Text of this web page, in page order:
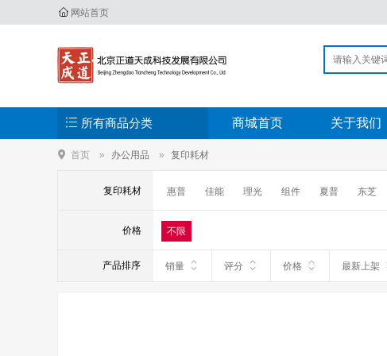
网站首页
所有商品分类 商城首页 关于我们
首页 办公用品 复印耗材
复印耗材 惠普 佳能 理光 组件 夏普 东芝
价格 不限
产品排序 销量 评分 价格 最新上架